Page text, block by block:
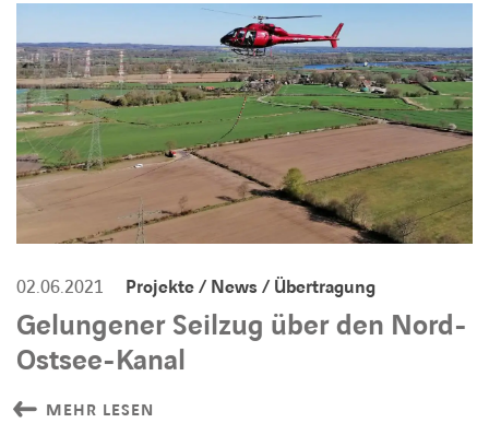
02.06.2021 Projekte / News / Übertragung
Gelungener Seilzug über den Nord-
Ostsee-Kanal
MEHR LESEN